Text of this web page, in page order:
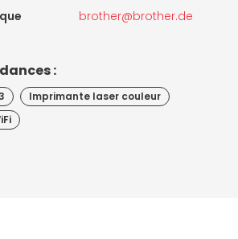
brother@brother.de
:
Imprimante laser couleur